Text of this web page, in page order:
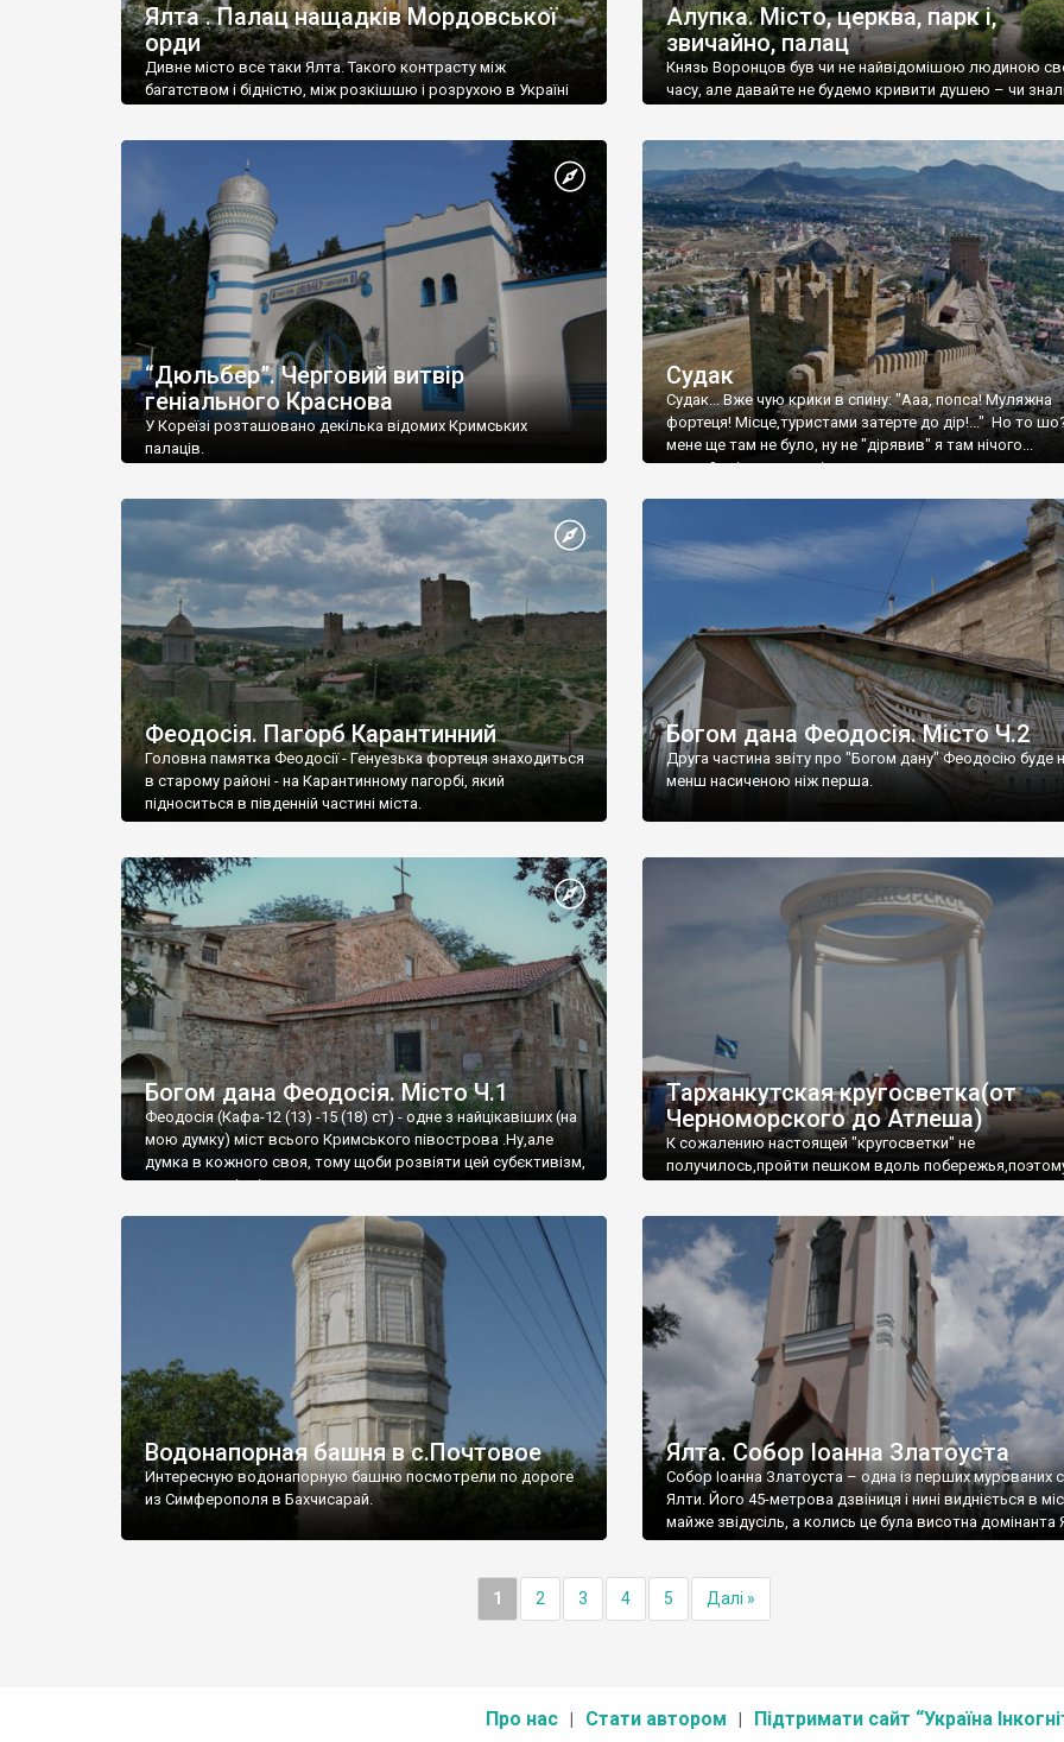
Ялта . Палац нащадків Мордовської
орди
Дивне місто все таки Ялта. Такого контрасту між
багатством і бідністю, між розкішшю і розрухою в Україні
Алупка. Місто, церква, парк і,
звичайно, палац
Князь Воронцов був чи не найвідомішою людиною
часу, але давайте не будемо кривити душею – чи
“Дюльбер”. Черговий витвір
геніального Краснова
У Кореїзі розташовано декілька відомих Кримських
палаців.
Судак
Судак... Вже чую крики в спину: "Ааа, попса! Муляжна
фортеця! Місце,туристами затерте до дір!..." Но то
мене ще там не було, ну не "дірявив" я там нічого...
принаймні до цього літа.
Феодосія. Пагорб Карантинний
Головна памятка Феодосії - Генуезька фортеця знаходиться
в старому районі - на Карантинному пагорбі, який
підноситься в південній частині міста.
Богом дана Феодосія. Місто Ч.2
Друга частина звіту про "Богом дану" Феодосію буде
менш насиченою ніж перша.
Богом дана Феодосія. Місто Ч.1
Феодосія (Кафа-12 (13) -15 (18) ст) - одне з найцікавіших (на
мою думку) міст всього Кримського півострова .Ну,але
думка в кожного своя, тому щоби розвіяти цей субєктивізм,
запрошую відвідати це
Тарханкутская кругосветка(от
Черноморского до Атлеша)
К сожалению настоящей "кругосветки" не
получилось,пройти пешком вдоль
Водонапорная башня в с.Почтовое
Интересную водонапорную башню посмотрели по дороге
из Симферополя в Бахчисарай.
Ялта. Собор Іоанна Златоуста
Собор Іоанна Златоуста – одна із перших мурованих
Ялти. Його 45-метрова дзвіниця і нині видніється в
майже звідусіль, а колись це була висотна домінанта
1 2 3 4 5 Далі »
Про нас Стати автором Підтримати сайт “Україна